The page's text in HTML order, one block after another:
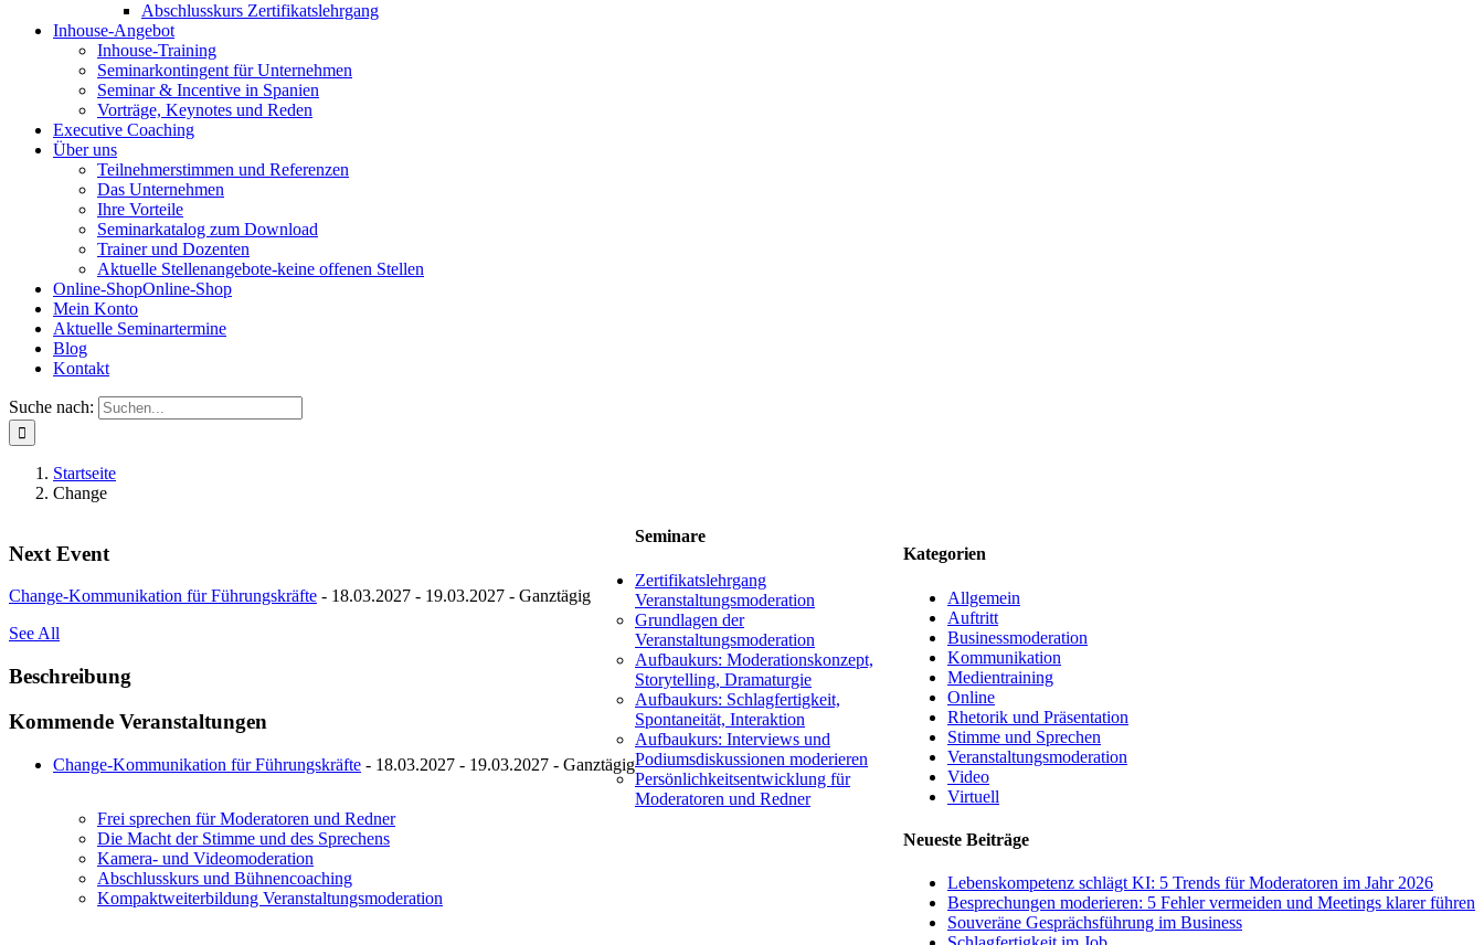
Abschlusskurs Zertifikatslehrgang
Inhouse-Angebot
Inhouse-Training
Seminarkontingent für Unternehmen
Seminar & Incentive in Spanien
Vorträge, Keynotes und Reden
Executive Coaching
Über uns
Teilnehmerstimmen und Referenzen
Das Unternehmen
Ihre Vorteile
Seminarkatalog zum Download
Trainer und Dozenten
Aktuelle Stellenangebote-keine offenen Stellen
Online-ShopOnline-Shop
Mein Konto
Aktuelle Seminartermine
Blog
Kontakt
Suche nach:
Startseite
Change
Next Event
Change-Kommunikation für Führungskräfte - 18.03.2027 - 19.03.2027 - Ganztägig
See All
Beschreibung
Kommende Veranstaltungen
Change-Kommunikation für Führungskräfte - 18.03.2027 - 19.03.2027 - Ganztägig
Kategorien
Allgemein
Auftritt
Businessmoderation
Kommunikation
Medientraining
Online
Rhetorik und Präsentation
Stimme und Sprechen
Veranstaltungsmoderation
Video
Virtuell
Neueste Beiträge
Lebenskompetenz schlägt KI: 5 Trends für Moderatoren im Jahr 2026
Besprechungen moderieren: 5 Fehler vermeiden und Meetings klarer führen
Souveräne Gesprächsführung im Business
Seminare
Zertifikatslehrgang
Veranstaltungsmoderation
Grundlagen der
Veranstaltungsmoderation
Aufbaukurs: Moderationskonzept,
Storytelling, Dramaturgie
Aufbaukurs: Schlagfertigkeit,
Spontaneität, Interaktion
Aufbaukurs: Interviews und
Podiumsdiskussionen moderieren
Persönlichkeitsentwicklung für
Moderatoren und Redner
Frei sprechen für Moderatoren und Redner
Die Macht der Stimme und des Sprechens
Kamera- und Videomoderation
Abschlusskurs und Bühnencoaching
Kompaktweiterbildung Veranstaltungsmoderation